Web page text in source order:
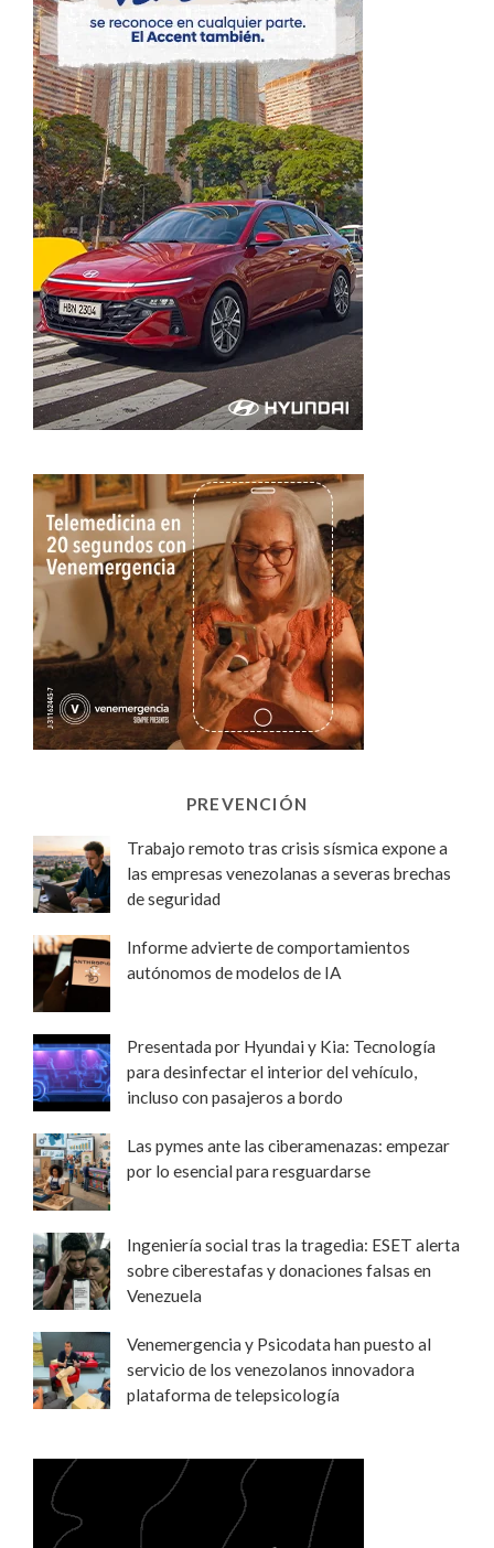
PREVENCIÓN
Trabajo remoto tras crisis sísmica expone a
las empresas venezolanas a severas brechas
de seguridad
Informe advierte de comportamientos
autónomos de modelos de IA
Presentada por Hyundai y Kia: Tecnología
para desinfectar el interior del vehículo,
incluso con pasajeros a bordo
Las pymes ante las ciberamenazas: empezar
por lo esencial para resguardarse
Ingeniería social tras la tragedia: ESET alerta
sobre ciberestafas y donaciones falsas en
Venezuela
Venemergencia y Psicodata han puesto al
servicio de los venezolanos innovadora
plataforma de telepsicología